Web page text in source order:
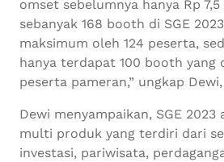
omset sebelumnya hanya Rp
sebanyak 168 booth di SGE
maksimum oleh 124 peserta,
hanya terdapat 100 booth yang
peserta pameran,” ungkap
Dewi menyampaikan, SGE 2023
multi produk yang terdiri dari
investasi, pariwisata,